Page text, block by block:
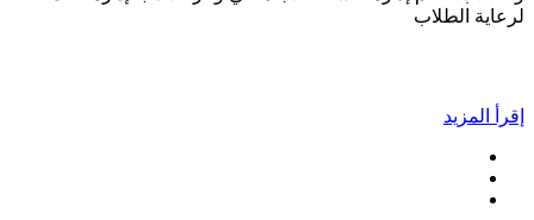
لرعاية الطلاب
إقرأ المزيد